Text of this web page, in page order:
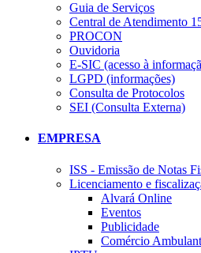
Guia de Serviços
Central de Atendimento
PROCON
Ouvidoria
E-SIC (acesso à
LGPD (informações)
Consulta de Protocolos
SEI (Consulta Externa)
EMPRESA
ISS - Emissão de Notas
Licenciamento e
Alvará Online
Eventos
Publicidade
Comércio